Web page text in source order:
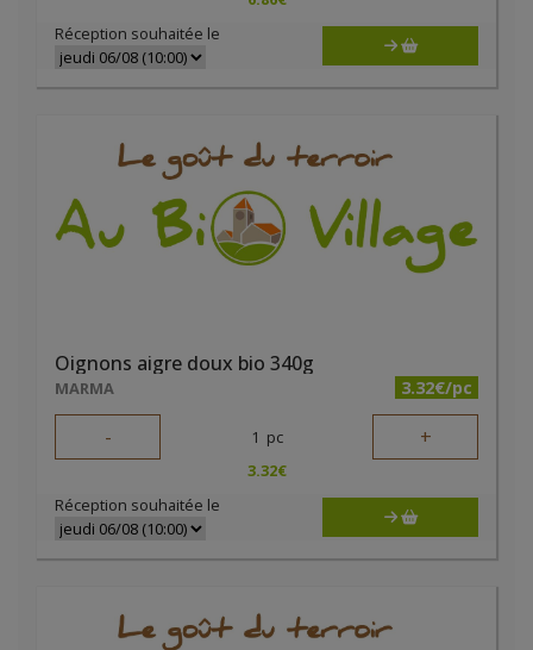
Réception souhaitée le
Oignons aigre doux bio 340g
MARMA 3.32€/pc
- 1 pc +
3.32€
Réception souhaitée le